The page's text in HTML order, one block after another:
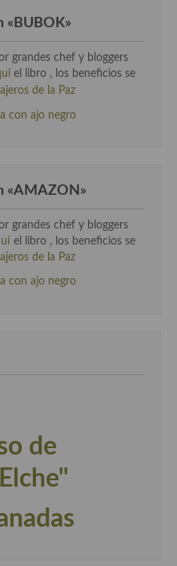
«BUBOK»
grandes chef y bloggers
el libro , los beneficios se
de la Paz
«AMAZON»
grandes chef y bloggers
el libro , los beneficios se
de la Paz
de